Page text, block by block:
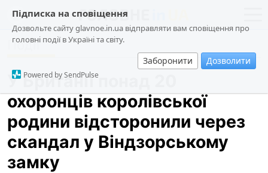
Підписка на сповіщення
Дозвольте сайту glavnoe.in.ua відправляти вам сповіщення про
головні події в Україні та світу.
Заборонити Дозволити
Powered by SendPulse
новини
про проєкт
суспільство
події
кримінал
техно
Події
У Британії понад 20
охоронців королівської
родини відсторонили через
скандал у Віндзорському
замку